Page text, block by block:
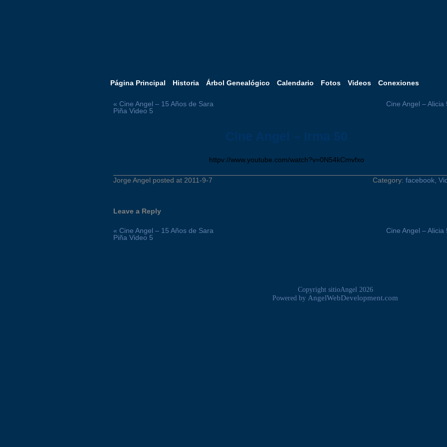
Página Principal Historia Árbol Genealógico Calendario Fotos Videos Conexiones
« Cine Angel – 15 Años de Sara
Piña Video 5
Cine Angel – Alicia
httpv://www.youtube.com/watch?v=0N54kCmvfxo
Jorge Angel posted at 2011-9-7 Category: facebook
Leave a Reply
« Cine Angel – 15 Años de Sara
Piña Video 5
Cine Angel – Alicia
Copyright sitioAngel 2026
Powered by AngelWebDevelopment.com